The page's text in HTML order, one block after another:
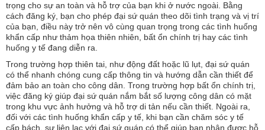
trọng cho sự an toàn và hỗ trợ của bạn khi ở nước ngoài. Bằng
cách đăng ký, bạn cho phép đại sứ quán theo dõi tình trạng và vị trí
của bạn, điều này trở nên vô cùng quan trọng trong các tình huống
khẩn cấp như thảm họa thiên nhiên, bất ổn chính trị hay các tình
huống y tế đang diễn ra.
Trong trường hợp thiên tai, như động đất hoặc lũ lụt, đại sứ quán
có thể nhanh chóng cung cấp thông tin và hướng dẫn cần thiết để
đảm bảo an toàn cho công dân. Trong trường hợp bất ổn chính trị,
việc đăng ký giúp đại sứ quán nắm bắt số lượng công dân có mặt
trong khu vực ảnh hưởng và hỗ trợ di tản nếu cần thiết. Ngoài ra,
đối với các tình huống khẩn cấp y tế, khi bạn cần chăm sóc y tế
cấp bách, sự liên lạc với đại sứ quán có thể giúp bạn nhận được hỗ